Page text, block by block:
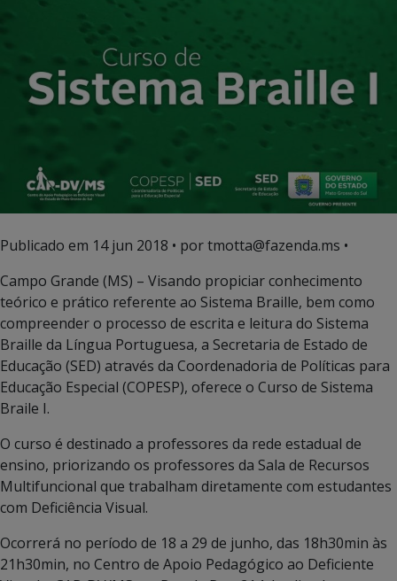
Publicado em 14 jun 2018 • por tmotta@fazenda.ms •
Campo Grande (MS) – Visando propiciar conhecimento
teórico e prático referente ao Sistema Braille, bem como
compreender o processo de escrita e leitura do Sistema
Braille da Língua Portuguesa, a Secretaria de Estado de
Educação (SED) através da Coordenadoria de Políticas para
Educação Especial (COPESP), oferece o Curso de Sistema
Braile I.
O curso é destinado a professores da rede estadual de
ensino, priorizando os professores da Sala de Recursos
Multifuncional que trabalham diretamente com estudantes
com Deficiência Visual.
Ocorrerá no período de 18 a 29 de junho, das 18h30min às
21h30min, no Centro de Apoio Pedagógico ao Deficiente